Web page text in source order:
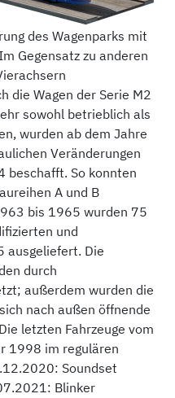
des Wagenparks mit
Gegensatz zu anderen
die Wagen der Serie M2
sowohl betrieblich als
wurden ab dem Jahre
Veränderungen
beschafft. So konnten
A und B
bis 1965 wurden 75
und
ausgeliefert. Die
durch
außerdem wurden die
nach außen öffnende
letzten Fahrzeuge vom
1998 im regulären
Soundset
Blinker